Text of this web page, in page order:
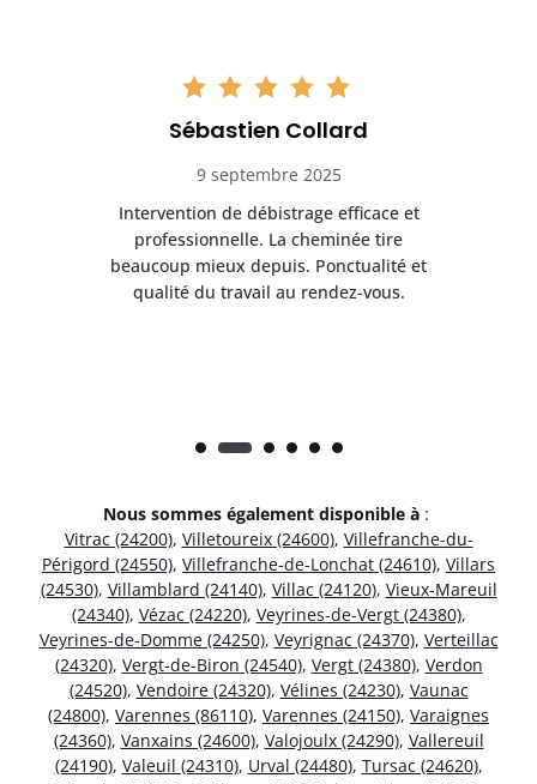
Sébastien Collard
9 septembre 2025
Intervention de débistrage efficace et
professionnelle. La cheminée tire
beaucoup mieux depuis. Ponctualité et
qualité du travail au rendez-vous.
Nous sommes également disponible à :
Vitrac (24200), Villetoureix (24600), Villefranche-du-
Périgord (24550), Villefranche-de-Lonchat (24610), Villars
(24530), Villamblard (24140), Villac (24120), Vieux-Mareuil
(24340), Vézac (24220), Veyrines-de-Vergt (24380),
Veyrines-de-Domme (24250), Veyrignac (24370), Verteillac
(24320), Vergt-de-Biron (24540), Vergt (24380), Verdon
(24520), Vendoire (24320), Vélines (24230), Vaunac
(24800), Varennes (86110), Varennes (24150), Varaignes
(24360), Vanxains (24600), Valojoulx (24290), Vallereuil
(24190), Valeuil (24310), Urval (24480), Tursac (24620),